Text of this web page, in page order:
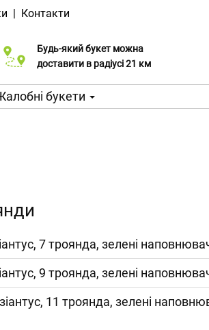
| Контакти
Будь-який букет можна
доставити в радіусі 21 км
Послуга Click & Collect
букети
7 троянда, зелені
9 троянда, зелені
11 троянда, зелені